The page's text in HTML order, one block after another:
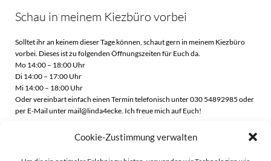
Cookie-Zustimmung verwalten
Schau in meinem Kiezbüro vorbei
Solltet ihr an keinem dieser Tage können, schaut gern in meinem Kiezbüro
vorbei. Dieses ist zu folgenden Öffnungszeiten für Euch da.
Mo 14:00 – 18:00 Uhr
Di 14:00 – 17:00 Uhr
Mi 14:00 – 18:00 Uhr
Oder vereinbart einfach einen Termin telefonisch unter 030 54892985 oder
per E-Mail unter mail@linda4ecke. Ich freue mich auf Euch!